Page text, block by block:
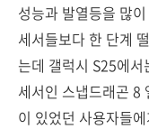
성능과 발열등을 많
세서들보다 한 단계
는데 갤럭시 S25에
세서인 스냅드래곤 8
이 있었던 사용자들